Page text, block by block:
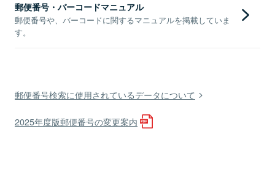
郵便番号・バーコードマニュアル
郵便番号や、バーコードに関するマニュアルを掲載していま
す。
郵便番号検索に使用されているデータについて
2025年度版郵便番号の変更案内